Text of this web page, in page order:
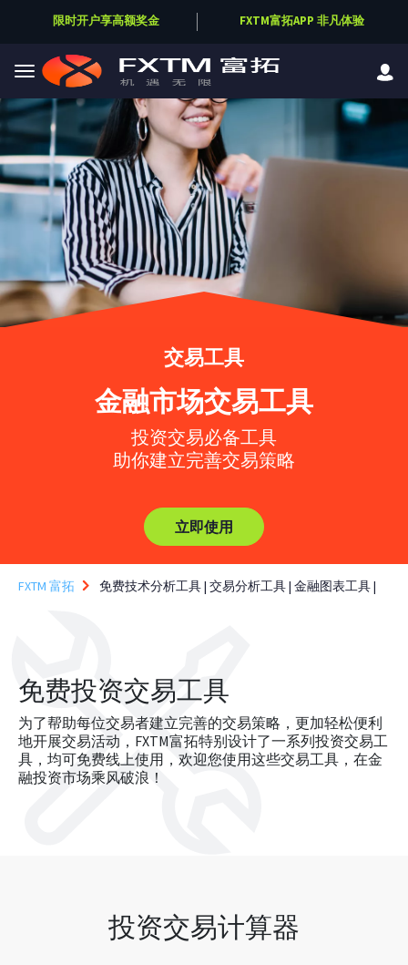
限时开户享高额奖金 FXTM富拓APP 非凡体验
Skip to main content
交易工具
金融市场交易工具
投资交易必备工具
助你建立完善交易策略
立即使用
FXTM 富拓 免费技术分析工具 | 交易分析工具 | 金融图表工具 |
免费投资交易工具
为了帮助每位交易者建立完善的交易策略，更加轻松便利
地开展交易活动，FXTM富拓特别设计了一系列投资交易工
具，均可免费线上使用，欢迎您使用这些交易工具，在金
融投资市场乘风破浪！
投资交易计算器